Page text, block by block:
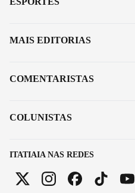
ITATIAIA NAS REDES
MAIS EDITORIAS
COMENTARISTAS
COLUNISTAS